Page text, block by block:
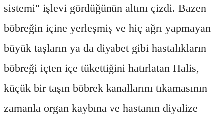
sistemi" işlevi gördüğünün altını çizdi. Bazen
böbreğin içine yerleşmiş ve hiç ağrı yapmayan
büyük taşların ya da diyabet gibi hastalıkların
böbreği içten içe tükettiğini hatırlatan Halis,
küçük bir taşın böbrek kanallarını tıkamasının
zamanla organ kaybına ve hastanın diyalize